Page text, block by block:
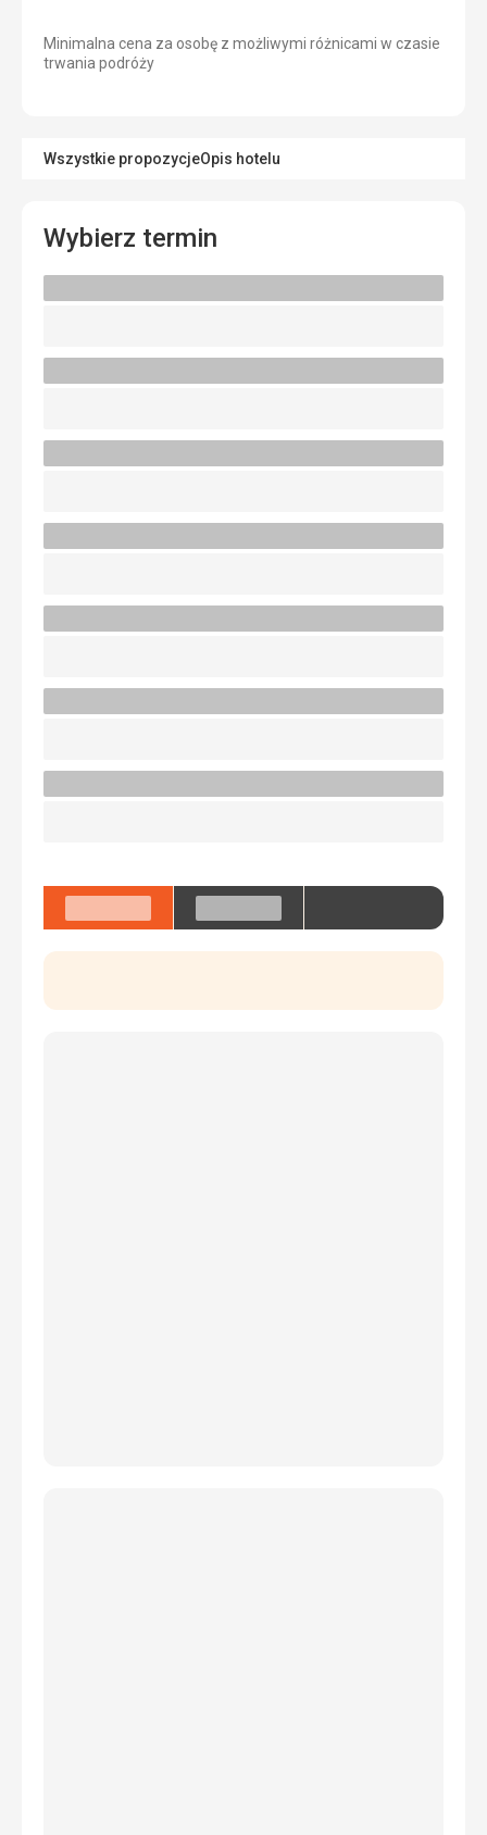
Minimalna cena za osobę z możliwymi różnicami w czasie
trwania podróży
Wszystkie propozycjeOpis hotelu
Wybierz termin